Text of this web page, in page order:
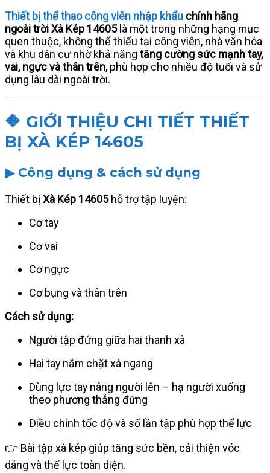
Thiết bị thể thao công viên nhập khẩu chính hãng
ngoài trời Xà Kép 14605là một trong những hạng mục
quen thuộc, không thể thiếu tại công viên, nhà văn hóa
và khu dân cư nhờ khả năng tăng cường sức mạnh tay,
vai, ngực và thân trên, phù hợp cho nhiều độ tuổi và sử
dụng lâu dài ngoài trời.
🔶 GIỚI THIỆU CHI TIẾT THIẾT
BỊ XÀ KÉP 14605
▶ Công dụng & cách sử dụng
Thiết bị Xà Kép 14605hỗ trợ tập luyện:
Cơ tay
Cơ vai
Cơ ngực
Cơ bụng và thân trên
Cách sử dụng:
Người tập đứng giữa hai thanh xà
Hai tay nắm chặt xà ngang
Dùng lực tay nâng người lên – hạ người xuống
theo phương thẳng đứng
Điều chỉnh tốc độ và số lần tập phù hợp thể lực
👉 Bài tập xà kép giúp tăng sức bền, cải thiện vóc
dáng và thể lực toàn diện.